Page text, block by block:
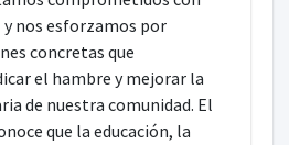
nos esforzamos por
concretas que
el hambre y mejorar la
de nuestra comunidad. El
que la educación, la